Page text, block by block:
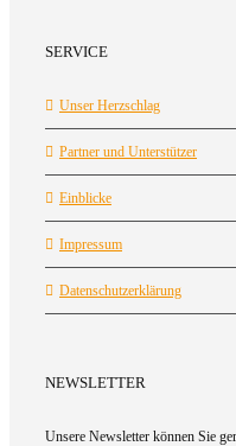
SERVICE
Unser Herzschlag
Partner und Unterstützer
Einblicke
Impressum
Datenschutzerklärung
NEWSLETTER
Unsere Newsletter können Sie